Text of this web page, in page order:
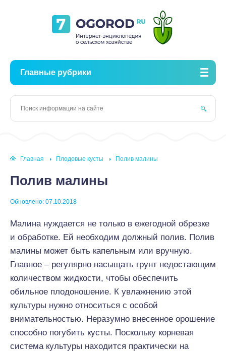
Главные рубрики
Главная Плодовые кусты Полив малины
Полив малины
Обновлено: 07.10.2018
Малина нуждается не только в ежегодной обрезке
и обработке. Ей необходим должный полив. Полив
малины может быть капельным или вручную.
Главное – регулярно насыщать грунт недостающим
количеством жидкости, чтобы обеспечить
обильное плодоношение. К увлажнению этой
культуры нужно относиться с особой
внимательностью. Неразумно внесенное орошение
способно погубить кусты. Поскольку корневая
система культуры находится практически на